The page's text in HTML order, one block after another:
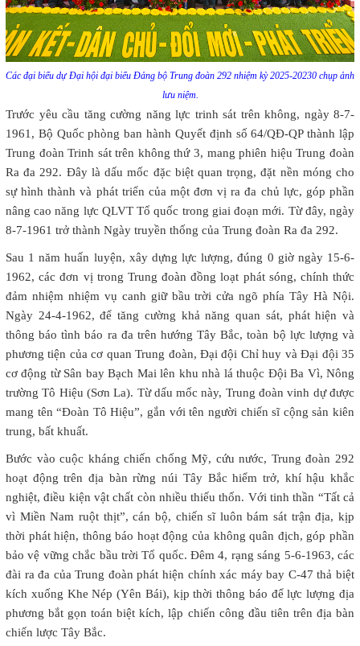
Các đại biểu dự Đại hội đại biểu Đảng bộ Trung đoàn 292 nhiệm kỳ 2025-20230 chụp ảnh
lưu niệm.
Trước yêu cầu tăng cường năng lực trinh sát trên không, ngày 8-7-
1961, Bộ Quốc phòng ban hành Quyết định số 64/QĐ-QP thành lập
Trung đoàn Trinh sát trên không thứ 3, mang phiên hiệu Trung đoàn
Ra đa 292. Đây là dấu mốc đặc biệt quan trọng, đặt nền móng cho
sự hình thành và phát triển của một đơn vị ra đa chủ lực, góp phần
nâng cao năng lực QLVT Tổ quốc trong giai đoạn mới. Từ đây, ngày
8-7-1961 trở thành Ngày truyền thống của Trung đoàn Ra đa 292.
Sau 1 năm huấn luyện, xây dựng lực lượng, đúng 0 giờ ngày 15-6-
1962, các đơn vị trong Trung đoàn đồng loạt phát sóng, chính thức
đảm nhiệm nhiệm vụ canh giữ bầu trời cửa ngõ phía Tây Hà Nội.
Ngày 24-4-1962, để tăng cường khả năng quan sát, phát hiện và
thông báo tình báo ra đa trên hướng Tây Bắc, toàn bộ lực lượng và
phương tiện của cơ quan Trung đoàn, Đại đội Chỉ huy và Đại đội 35
cơ động từ Sân bay Bạch Mai lên khu nhà lá thuộc Đội Ba Vì, Nông
trường Tô Hiệu (Sơn La). Từ dấu mốc này, Trung đoàn vinh dự được
mang tên “Đoàn Tô Hiệu”, gắn với tên người chiến sĩ cộng sản kiên
trung, bất khuất.
Bước vào cuộc kháng chiến chống Mỹ, cứu nước, Trung đoàn 292
hoạt động trên địa bàn rừng núi Tây Bắc hiểm trở, khí hậu khắc
nghiệt, điều kiện vật chất còn nhiều thiếu thốn. Với tinh thần “Tất cả
vì Miền Nam ruột thịt”, cán bộ, chiến sĩ luôn bám sát trận địa, kịp
thời phát hiện, thông báo hoạt động của không quân địch, góp phần
bảo vệ vững chắc bầu trời Tổ quốc. Đêm 4, rạng sáng 5-6-1963, các
đài ra đa của Trung đoàn phát hiện chính xác máy bay C-47 thả biệt
kích xuống Khe Nép (Yên Bái), kịp thời thông báo để lực lượng địa
phương bắt gọn toán biệt kích, lập chiến công đầu tiên trên địa bàn
chiến lược Tây Bắc.